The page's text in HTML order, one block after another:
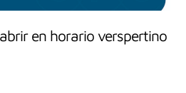
en horario verspertino